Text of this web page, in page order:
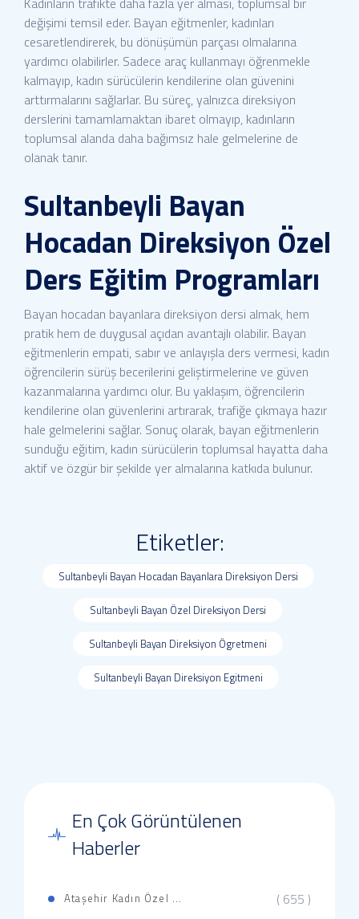
değişimi temsil eder. Bayan eğitmenler, kadınları
cesaretlendirerek, bu dönüşümün parçası olmalarına
yardımcı olabilirler. Sadece araç kullanmayı öğrenmekle
kalmayıp, kadın sürücülerin kendilerine olan güvenini
arttırmalarını sağlarlar. Bu süreç, yalnızca direksiyon
derslerini tamamlamaktan ibaret olmayıp, kadınların
toplumsal alanda daha bağımsız hale gelmelerine de
olanak tanır.
Sultanbeyli Bayan
Hocadan Direksiyon Özel
Ders Eğitim Programları
Bayan hocadan bayanlara direksiyon dersi almak, hem
pratik hem de duygusal açıdan avantajlı olabilir. Bayan
eğitmenlerin empati, sabır ve anlayışla ders vermesi, kadın
öğrencilerin sürüş becerilerini geliştirmelerine ve güven
kazanmalarına yardımcı olur. Bu yaklaşım, öğrencilerin
kendilerine olan güvenlerini artırarak, trafiğe çıkmaya hazır
hale gelmelerini sağlar. Sonuç olarak, bayan eğitmenlerin
sunduğu eğitim, kadın sürücülerin toplumsal hayatta daha
aktif ve özgür bir şekilde yer almalarına katkıda bulunur.
Etiketler:
Sultanbeyli Bayan Hocadan Bayanlara Direksiyon Dersi
Sultanbeyli Bayan Özel Direksiyon Dersi
Sultanbeyli Bayan Direksiyon Ögretmeni
Sultanbeyli Bayan Direksiyon Egitmeni
En Çok Görüntülenen
Haberler
Ataşehir Kadın Özel ... ( 655 )